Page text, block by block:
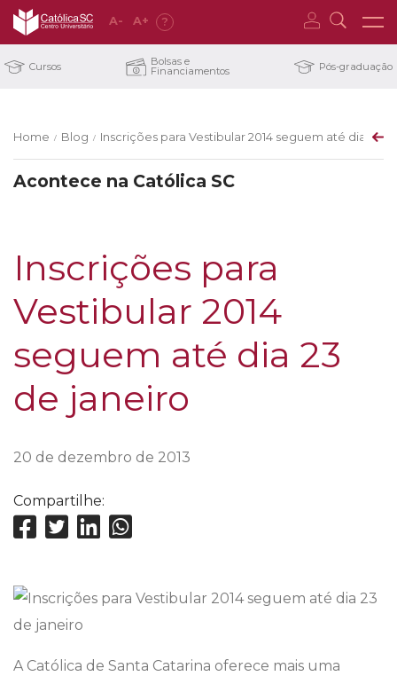
A- A+ ?
Cursos Bolsas e
Financiamentos Pós-graduação
Home / Blog / Inscrições para Vestibular 2014 seguem até dia 23
Acontece na Católica SC
Inscrições para
Vestibular 2014
seguem até dia 23
de janeiro
20 de dezembro de 2013
Compartilhe:
A Católica de Santa Catarina oferece mais uma